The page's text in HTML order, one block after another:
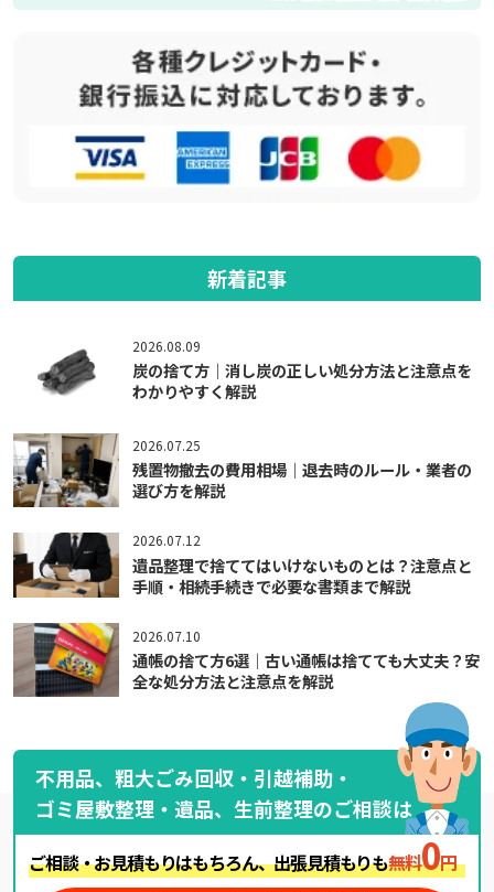
新着記事
2026.08.09
炭の捨て方｜消し炭の正しい処分方法と注意点を
わかりやすく解説
2026.07.25
残置物撤去の費用相場｜退去時のルール・業者の
選び方を解説
2026.07.12
遺品整理で捨ててはいけないものとは？注意点と
手順・相続手続きで必要な書類まで解説
2026.07.10
通帳の捨て方6選｜古い通帳は捨てても大丈夫？安
全な処分方法と注意点を解説
不用品、粗大ごみ回収・引越補助・
ゴミ屋敷整理・遺品、生前整理のご相談は
ご相談・お見積もりはもちろん、出張見積もりも無料0円